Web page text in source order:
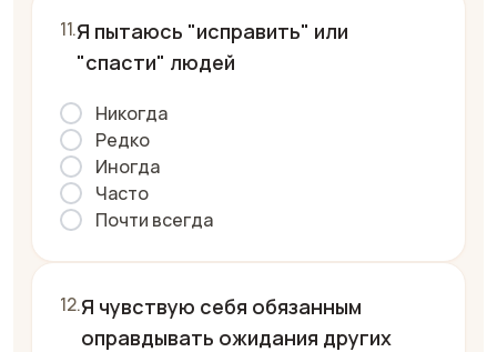
Я пытаюсь "исправить" или
"спасти" людей
Никогда
Редко
Иногда
Часто
Почти всегда
Я чувствую себя обязанным
оправдывать ожидания других